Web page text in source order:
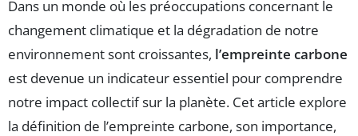
Dans un monde où les préoccupations concernant le
changement climatique et la dégradation de notre
environnement sont croissantes, l’empreinte carbone
est devenue un indicateur essentiel pour comprendre
notre impact collectif sur la planète. Cet article explore
la définition de l’empreinte carbone, son importance,